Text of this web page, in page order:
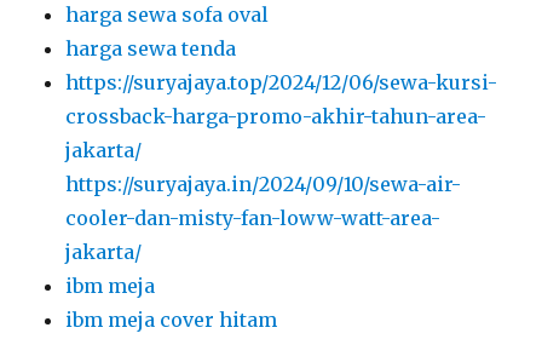
harga sewa sofa oval
harga sewa tenda
https://suryajaya.top/2024/12/06/sewa-kursi-
crossback-harga-promo-akhir-tahun-area-
jakarta/
https://suryajaya.in/2024/09/10/sewa-air-
cooler-dan-misty-fan-loww-watt-area-
jakarta/
ibm meja
ibm meja cover hitam